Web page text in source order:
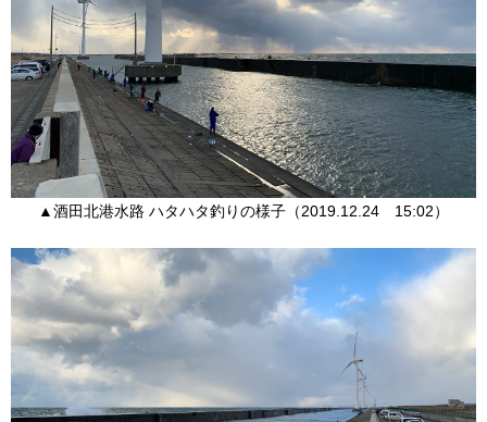
▲酒田北港水路 ハタハタ釣りの様子（2019.12.24 15:02）